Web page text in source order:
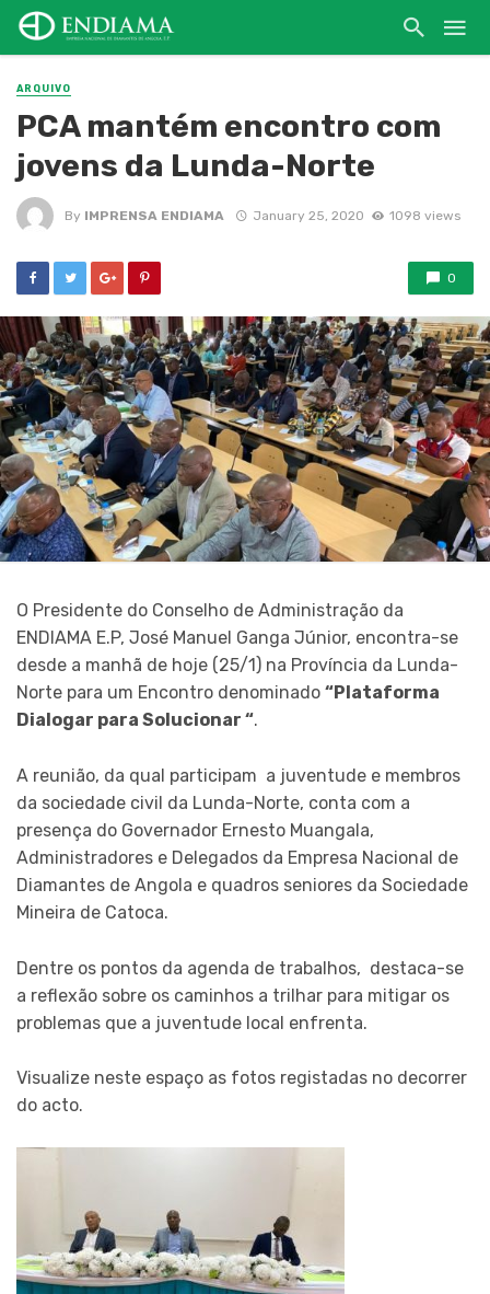
ARQUIVO
PCA mantém encontro com
jovens da Lunda-Norte
By IMPRENSA ENDIAMA January 25, 2020 1098 views
0
O Presidente do Conselho de Administração da
ENDIAMA E.P, José Manuel Ganga Júnior, encontra-se
desde a manhã de hoje (25/1) na Província da Lunda-
Norte para um Encontro denominado “Plataforma
Dialogar para Solucionar “.
A reunião, da qual participam a juventude e membros
da sociedade civil da Lunda-Norte, conta com a
presença do Governador Ernesto Muangala,
Administradores e Delegados da Empresa Nacional de
Diamantes de Angola e quadros seniores da Sociedade
Mineira de Catoca.
Dentre os pontos da agenda de trabalhos, destaca-se
a reflexão sobre os caminhos a trilhar para mitigar os
problemas que a juventude local enfrenta.
Visualize neste espaço as fotos registadas no decorrer
do acto.